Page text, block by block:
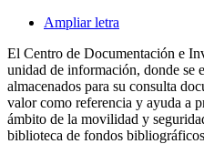
Ampliar letra
El Centro de Documentación e
unidad de información, donde se
almacenados para su consulta
valor como referencia y ayuda a
ámbito de la movilidad y
biblioteca de fondos